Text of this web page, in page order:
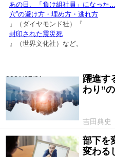
あの日、「負け組社員」になった
穴”の避け方・埋め方・逃れ方
』（ダイヤモンド社）『
封印された震災死
』（世界文化社）など。
2021/07/31
躍進す
わり”
吉田典史
2021/06/12
部下を
変わる